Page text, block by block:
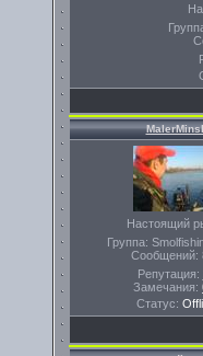
Настоящий
Группа:
Сообщений:
Репутация:
Замечания:
Статус: